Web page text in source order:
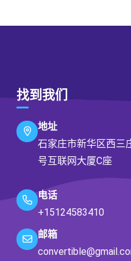
找到我们
地址
石家庄市新华区西三
号互联网大厦C座
电话
+15124583410
邮箱